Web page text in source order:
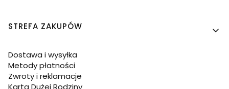
Linki w stopce
STREFA ZAKUPÓW
Dostawa i wysyłka
Metody płatności
Zwroty i reklamacje
Karta Dużej Rodziny